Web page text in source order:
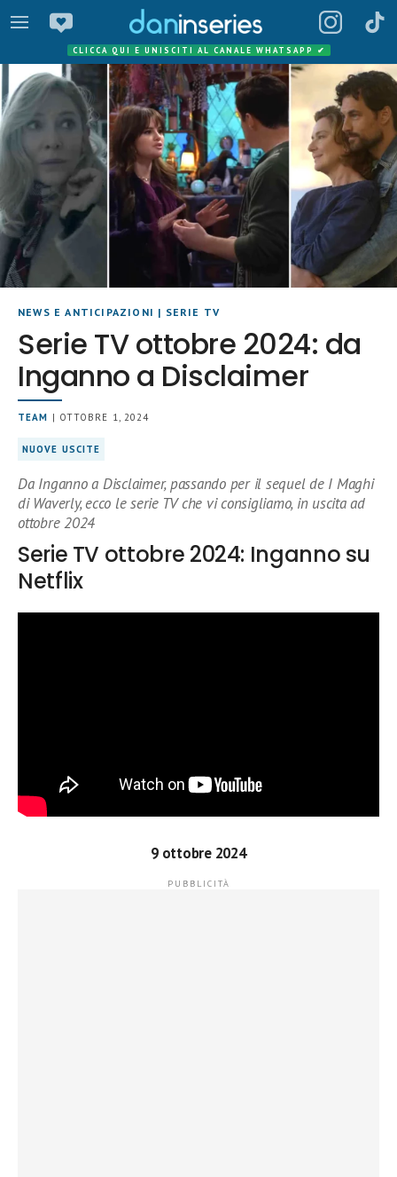
CLICCA QUI E UNISCITI AL CANALE WHATSAPP ✔
NEWS E ANTICIPAZIONI | SERIE TV
Serie TV ottobre 2024: da
Inganno a Disclaimer
TEAM | OTTOBRE 1, 2024
NUOVE USCITE
Da Inganno a Disclaimer, passando per il sequel de I Maghi
di Waverly, ecco le serie TV che vi consigliamo, in uscita ad
ottobre 2024
Serie TV ottobre 2024: Inganno su
Netflix
9 ottobre 2024